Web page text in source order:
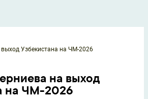
выход Узбекистана на ЧМ-2026
на выход
на ЧМ-2026